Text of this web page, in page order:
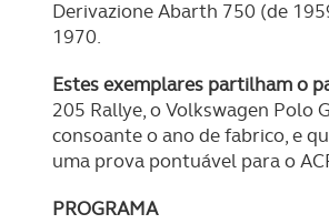
Derivazione Abarth 750 (de
1970.
Estes exemplares partilham o
205 Rallye, o Volkswagen Polo
consoante o ano de fabrico, e
uma prova pontuável para o
PROGRAMA